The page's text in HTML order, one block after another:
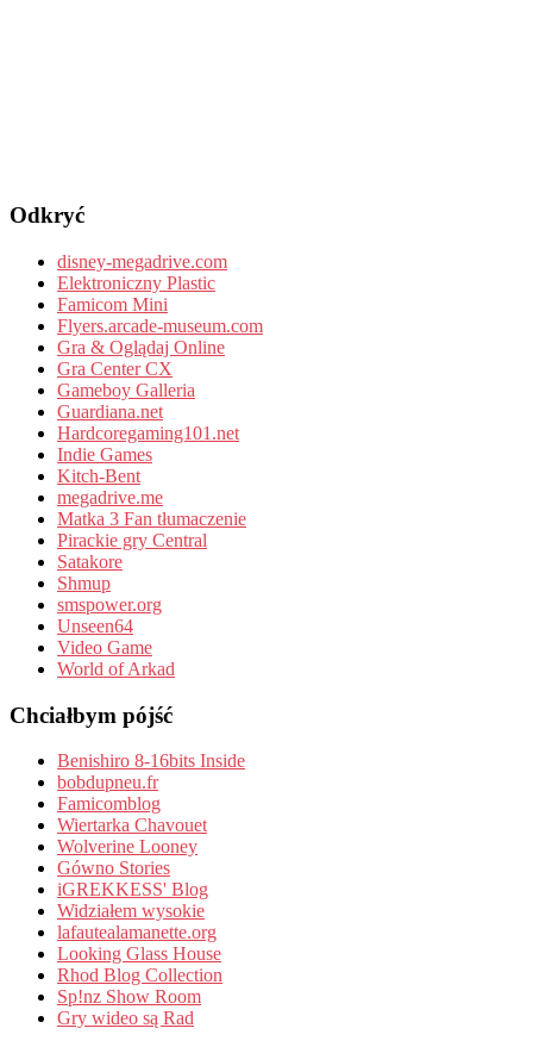
Odkryć
disney-megadrive.com
Elektroniczny Plastic
Famicom Mini
Flyers.arcade-museum.com
Gra & Oglądaj Online
Gra Center CX
Gameboy Galleria
Guardiana.net
Hardcoregaming101.net
Indie Games
Kitch-Bent
megadrive.me
Matka 3 Fan tłumaczenie
Pirackie gry Central
Satakore
Shmup
smspower.org
Unseen64
Video Game
World of Arkad
Chciałbym pójść
Benishiro 8-16bits Inside
bobdupneu.fr
Famicomblog
Wiertarka Chavouet
Wolverine Looney
Gówno Stories
iGREKKESS' Blog
Widziałem wysokie
lafautealamanette.org
Looking Glass House
Rhod Blog Collection
Sp!nz Show Room
Gry wideo są Rad